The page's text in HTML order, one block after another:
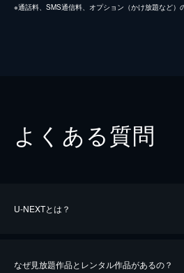
※通話料、SMS通信料、オプション（かけ放題など）
よくある質問
U-NEXTとは？
なぜ見放題作品とレンタル作品があるの？